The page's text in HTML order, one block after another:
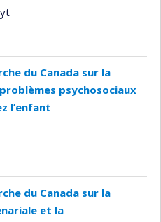
du Canada sur la
psychosociaux
l’enfant
du Canada sur la
et la